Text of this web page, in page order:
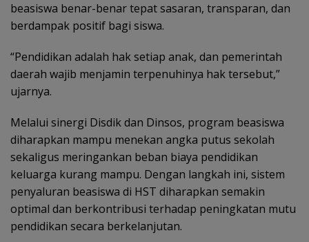
beasiswa benar-benar tepat sasaran, transparan, dan
berdampak positif bagi siswa.
“Pendidikan adalah hak setiap anak, dan pemerintah
daerah wajib menjamin terpenuhinya hak tersebut,”
ujarnya.
Melalui sinergi Disdik dan Dinsos, program beasiswa
diharapkan mampu menekan angka putus sekolah
sekaligus meringankan beban biaya pendidikan
keluarga kurang mampu. Dengan langkah ini, sistem
penyaluran beasiswa di HST diharapkan semakin
optimal dan berkontribusi terhadap peningkatan mutu
pendidikan secara berkelanjutan.